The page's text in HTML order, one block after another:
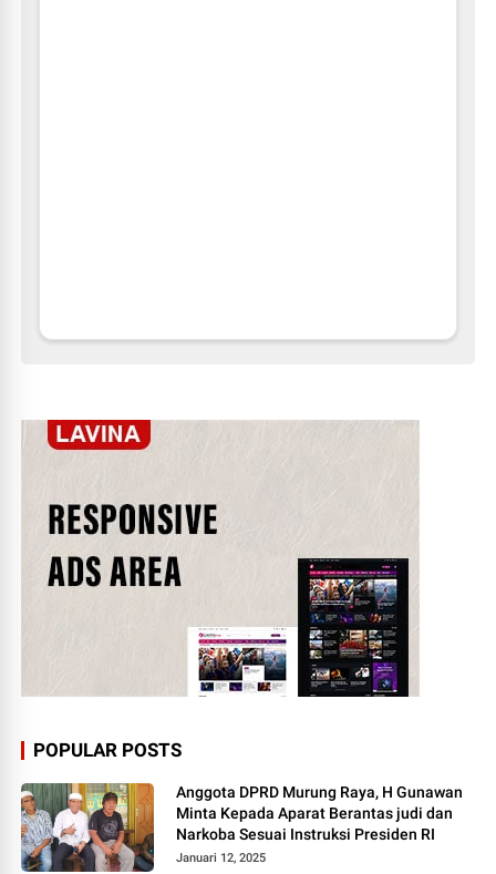
POPULAR POSTS
Anggota DPRD Murung Raya, H Gunawan
Minta Kepada Aparat Berantas judi dan
Narkoba Sesuai Instruksi Presiden RI
Januari 12, 2025